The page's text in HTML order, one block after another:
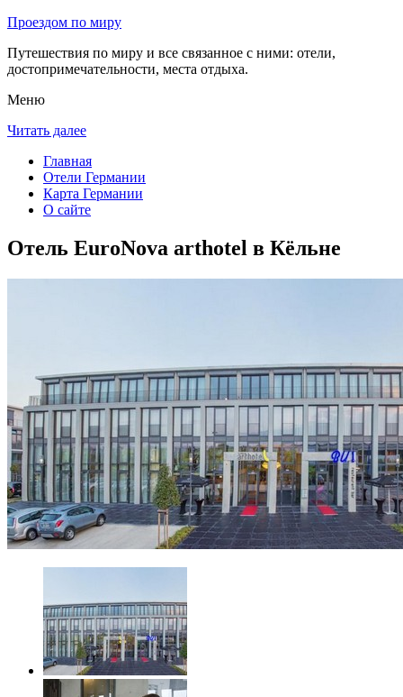
Проездом по миру
Путешествия по миру и все связанное с ними: отели,
достопримечательности, места отдыха.
Меню
Читать далее
Главная
Отели Германии
Карта Германии
О сайте
Отель EuroNova arthotel в Кёльне